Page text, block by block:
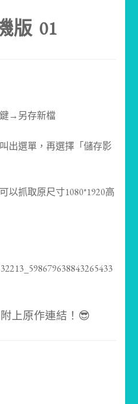
版 01
鍵→另存新檔
出選單，再選擇「儲存影
以抓取原尺寸1080*1920高
上原作連結！😎